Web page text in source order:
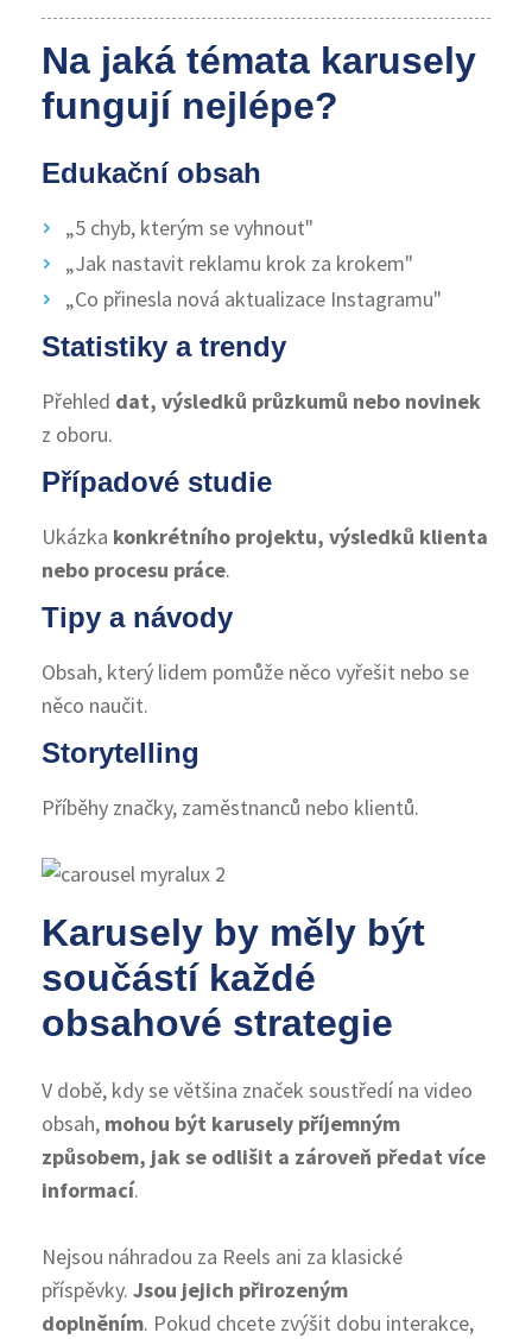
Na jaká témata karusely
fungují nejlépe?
Edukační obsah
„5 chyb, kterým se vyhnout"
„Jak nastavit reklamu krok za krokem"
„Co přinesla nová aktualizace Instagramu"
Statistiky a trendy
Přehled dat, výsledků průzkumů nebo novinek
z oboru.
Případové studie
Ukázka konkrétního projektu, výsledků klienta
nebo procesu práce.
Tipy a návody
Obsah, který lidem pomůže něco vyřešit nebo se
něco naučit.
Storytelling
Příběhy značky, zaměstnanců nebo klientů.
Karusely by měly být
součástí každé
obsahové strategie
V době, kdy se většina značek soustředí na video
obsah, mohou být karusely příjemným
způsobem, jak se odlišit a zároveň předat více
informací.
Nejsou náhradou za Reels ani za klasické
příspěvky. Jsou jejich přirozeným
doplněním. Pokud chcete zvýšit dobu interakce,